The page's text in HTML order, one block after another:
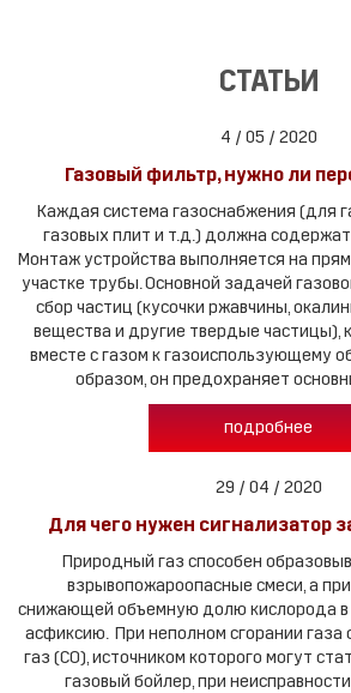
СТАТЬИ
4 / 05 / 2020
Газовый фильтр, нужно ли
Каждая система газоснабжения (для
газовых плит и т.д.) должна
Монтаж устройства выполняется на
участке трубы. Основной задачей
сбор частиц (кусочки ржавчины,
вещества и другие твердые частицы),
вместе с газом к газоиспользующему
образом, он предохраняет
подробнее
29 / 04 / 2020
Для чего нужен сигнализатор
Природный газ способен
взрывопожароопасные смеси, а
снижающей объемную долю кислорода в
асфиксию. При неполном сгорании газа
газ (CO), источником которого могут
газовый бойлер, при